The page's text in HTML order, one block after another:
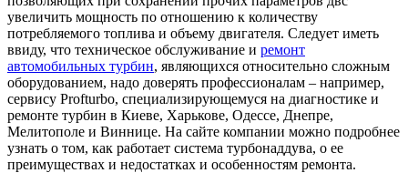
увеличить мощность по отношению к количеству
потребляемого топлива и объему двигателя. Следует иметь
ввиду, что техническое обслуживание и ремонт
автомобильных турбин, являющихся относительно сложным
оборудованием, надо доверять профессионалам – например,
сервису Profturbo, специализирующемуся на диагностике и
ремонте турбин в Киеве, Харькове, Одессе, Днепре,
Мелитополе и Виннице. На сайте компании можно подробнее
узнать о том, как работает система турбонаддува, о ее
преимуществах и недостатках и особенностям ремонта.